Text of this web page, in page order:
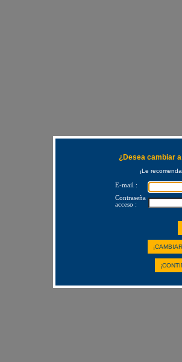
¿Desea cambiar
¡Le
E-mail :
Contraseña
acceso :